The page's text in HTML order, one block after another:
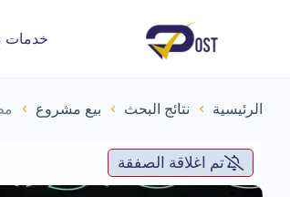
خدمات
الرئيسية نتائج البحث بيع مشروع
تم اغلاقة الصفقة